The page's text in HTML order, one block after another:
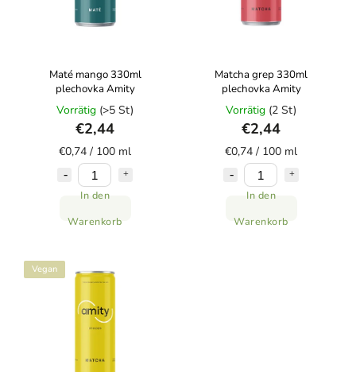
Maté mango 330ml
plechovka Amity
Vorrätig (>5 St)
€2,44
€0,74 / 100 ml
In den
Warenkorb
Matcha grep 330ml
plechovka Amity
Vorrätig (2 St)
€2,44
€0,74 / 100 ml
In den
Warenkorb
Vegan